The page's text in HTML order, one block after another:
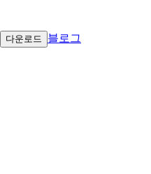
다운로드 블로그